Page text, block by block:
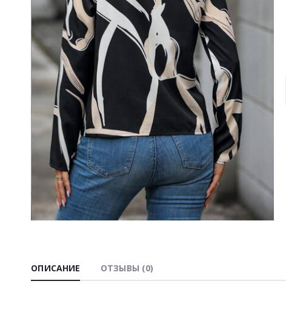
ОПИСАНИЕ ОТЗЫВЫ (0)